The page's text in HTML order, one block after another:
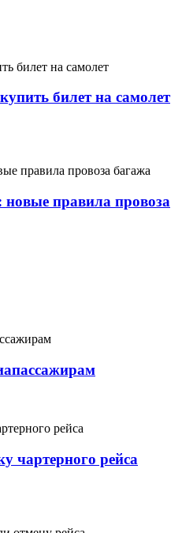
билет на самолет
правила провоза
чартерного рейса